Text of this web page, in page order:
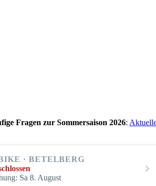
→
Fragen zur Sommersaison 2026:
· BETELBERG
Sa 8. August